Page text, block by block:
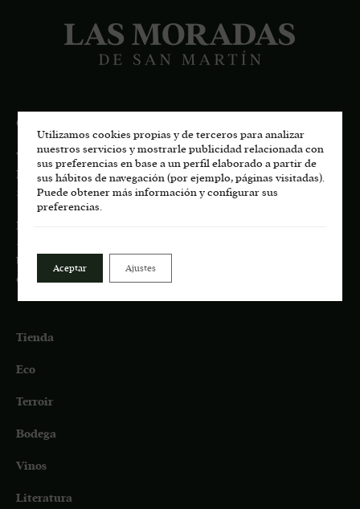
CONTACTO
Viñedos de San Martín, S.L.U.
Pago de Los Castillejos, Ctra. M-541 Km 4,7
28680 San Martín de Valdeiglesias, MADRID
Información general:
+34
bodega.lasmoradas@grupoenate.es
enoturismo.lasmoradas@grupoenate.es
Tienda
Eco
Terroir
Bodega
Vinos
Literatura
Utilizamos cookies propias y de terceros para analizar
nuestros servicios y mostrarle publicidad relacionada con
sus preferencias en base a un perfil elaborado a partir de
sus hábitos de navegación (por ejemplo, páginas visitadas).
Puede obtener más información y configurar sus
preferencias.
Aceptar Ajustes